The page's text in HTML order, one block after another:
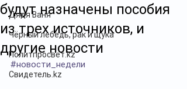
Дядя Ваня
Чёрный лебедь, рак и щука
Политпросвет.kz
Свидетель.kz
будут назначены пособия
из трех источников, и
другие новости
#новости_недели